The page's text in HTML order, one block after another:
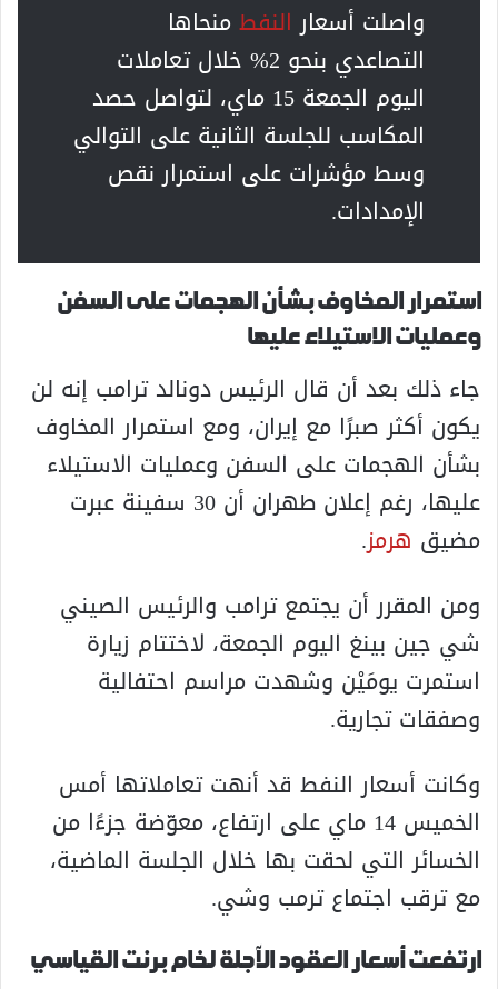
واصلت أسعار النفطمنحاها
التصاعدي بنحو 2% خلال تعاملات
اليوم الجمعة 15 ماي، لتواصل حصد
المكاسب للجلسة الثانية على التوالي
وسط مؤشرات على استمرار نقص
الإمدادات.
استمرار المخاوف بشأن الهجمات على السفن
وعمليات الاستيلاء عليها
جاء ذلك بعد أن قال الرئيس دونالد ترامب إنه لن
يكون أكثر صبرًا مع إيران، ومع استمرار المخاوف
بشأن الهجمات على السفن وعمليات الاستيلاء
عليها، رغم إعلان طهران أن 30 سفينة عبرت
مضيق هرمز.
ومن المقرر أن يجتمع ترامب والرئيس الصيني
شي جين بينغ اليوم الجمعة، لاختتام زيارة
استمرت يومَيْن وشهدت مراسم احتفالية
وصفقات تجارية.
وكانت أسعار النفط قد أنهت تعاملاتها أمس
الخميس 14 ماي على ارتفاع، معوّضة جزءًا من
الخسائر التي لحقت بها خلال الجلسة الماضية،
مع ترقب اجتماع ترمب وشي.
ارتفعت أسعار العقود الآجلة لخام برنت القياسي